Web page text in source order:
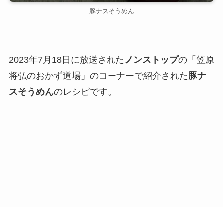
豚ナスそうめん
2023年7月18日に放送された ノンストップの「笠原
将弘のおかず道場」のコーナーで紹介された豚ナ
スそうめんのレシピです。